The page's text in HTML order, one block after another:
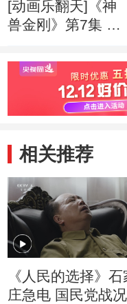
[动画乐翻天]《神
兽金刚》第7集 地
相关推荐
《人民的选择》石
庄急电 国民党战